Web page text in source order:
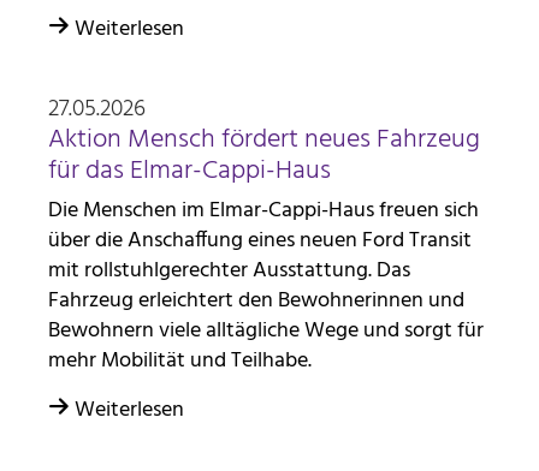
Weiterlesen
27.05.2026
Aktion Mensch fördert neues Fahrzeug
für das Elmar-Cappi-Haus
Die Menschen im Elmar-Cappi-Haus freuen sich
über die Anschaffung eines neuen Ford Transit
mit rollstuhlgerechter Ausstattung. Das
Fahrzeug erleichtert den Bewohnerinnen und
Bewohnern viele alltägliche Wege und sorgt für
mehr Mobilität und Teilhabe.
Weiterlesen